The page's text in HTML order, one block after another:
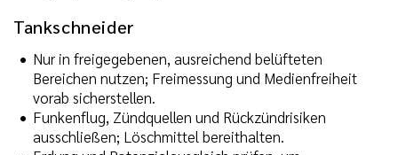
Tankschneider
Nur in freigegebenen, ausreichend belüfteten
Bereichen nutzen; Freimessung und Medienfreiheit
vorab sicherstellen.
Funkenflug, Zündquellen und Rückzündrisiken
ausschließen; Löschmittel bereithalten.